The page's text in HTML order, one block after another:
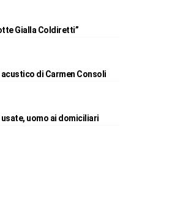
Gialla Coldiretti”
di Carmen Consoli
uomo ai domiciliari